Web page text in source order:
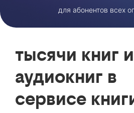
для абонентов всех
тысячи книг и
аудиокниг в
сервисе